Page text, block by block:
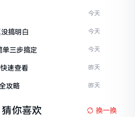
今天
搞明白 今天
三步搞定 今天
速查看 昨天
攻略 昨天
猜你喜欢 换一换